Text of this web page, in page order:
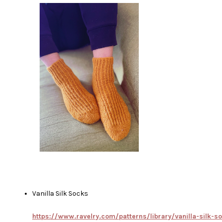
Vanilla Silk Socks
https://www.ravelry.com/patterns/library/vanilla-silk-